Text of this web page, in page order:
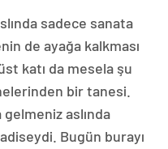
sadece sanata
de ayağa kalkması
katı da mesela şu
bir tanesi.
gelmeniz aslında
Bugün burayı